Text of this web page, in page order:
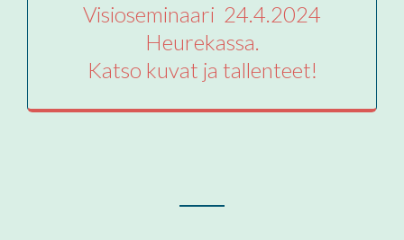
Visioseminaari 24.4.2024
Heurekassa.
Katso kuvat ja tallenteet!